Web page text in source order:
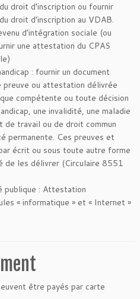
droit d’inscription ou fournir
droit d’inscription au VDAB.
d’intégration sociale (ou
une attestation du CPAS
: fournir un document
ou attestation délivrée
compétente ou toute décision
une invalidité, une maladie
de travail ou de droit commun
permanente. Ces preuves et
écrit ou sous toute autre forme
de les délivrer (Circulaire 8551
publique : Attestation
« informatique » et « Internet »
être payés par carte